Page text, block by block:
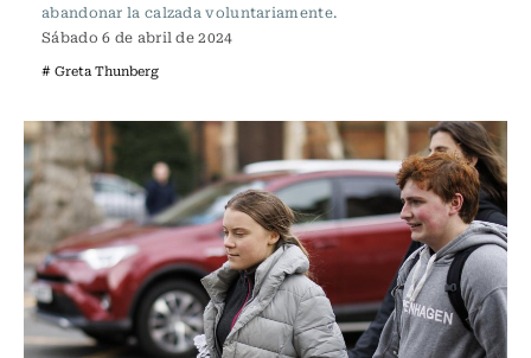
abandonar la calzada voluntariamente.
Sábado 6 de abril de 2024
# Greta Thunberg